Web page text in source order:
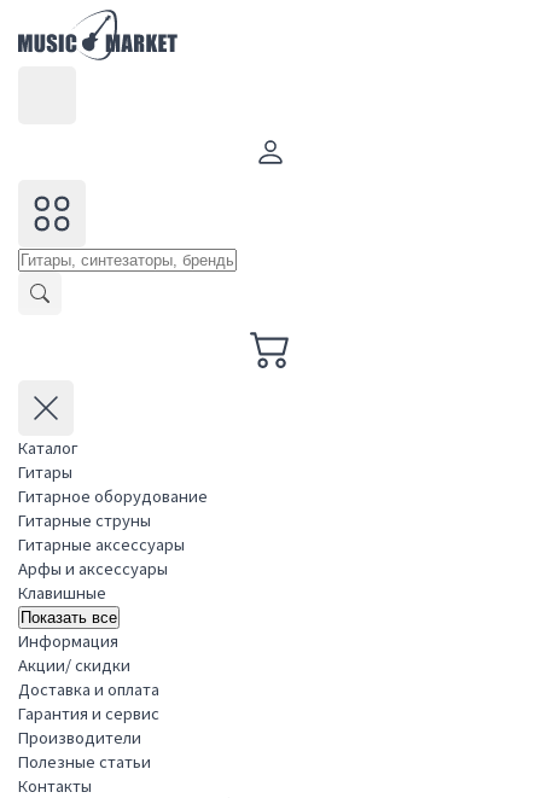
Каталог
Гитары
Гитарное оборудование
Гитарные струны
Гитарные аксессуары
Арфы и аксессуары
Клавишные
Показать все
Информация
Акции/ скидки
Доставка и оплата
Гарантия и сервис
Производители
Полезные статьи
Контакты